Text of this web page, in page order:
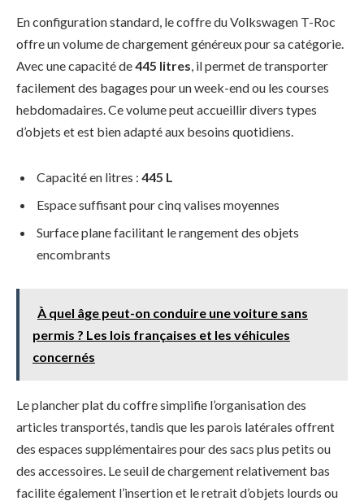
En configuration standard, le coffre du Volkswagen T-Roc
offre un volume de chargement généreux pour sa catégorie.
Avec une capacité de445 litres, il permet de transporter
facilement des bagages pour un week-end ou les courses
hebdomadaires. Ce volume peut accueillir divers types
d’objets et est bien adapté aux besoins quotidiens.
Capacité en litres : 445 L
Espace suffisant pour cinq valises moyennes
Surface plane facilitant le rangement des objets
encombrants
À quel âge peut-on conduire une voiture sans
permis ? Les lois françaises et les véhicules
concernés
Le plancher plat du coffre simplifie l’organisation des
articles transportés, tandis que les parois latérales offrent
des espaces supplémentaires pour des sacs plus petits ou
des accessoires. Le seuil de chargement relativement bas
facilite également l’insertion et le retrait d’objets lourds ou